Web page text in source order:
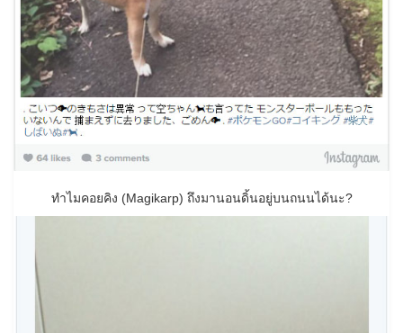
ทำไมคอยคิง (Magikarp) ถึงมานอนดิ้นอยู่บนถนนได้นะ?